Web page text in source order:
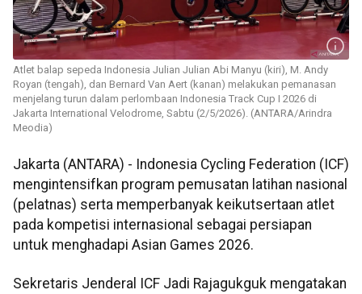
Atlet balap sepeda Indonesia Julian Julian Abi Manyu (kiri), M. Andy
Royan (tengah), dan Bernard Van Aert (kanan) melakukan pemanasan
menjelang turun dalam perlombaan Indonesia Track Cup I 2026 di
Jakarta International Velodrome, Sabtu (2/5/2026). (ANTARA/Arindra
Meodia)
Jakarta (ANTARA) - Indonesia Cycling Federation (ICF)
mengintensifkan program pemusatan latihan nasional
(pelatnas) serta memperbanyak keikutsertaan atlet
pada kompetisi internasional sebagai persiapan
untuk menghadapi Asian Games 2026.
Sekretaris Jenderal ICF Jadi Rajagukguk mengatakan